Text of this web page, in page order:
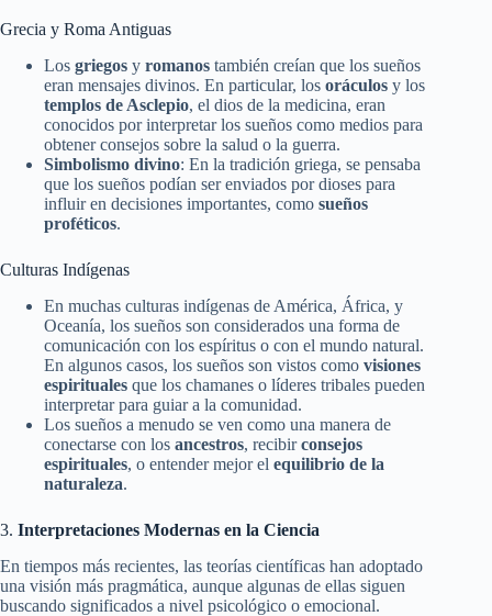
Grecia y Roma Antiguas
Los griegos y romanos también creían que los sueños
eran mensajes divinos. En particular, los oráculos y los
templos de Asclepio, el dios de la medicina, eran
conocidos por interpretar los sueños como medios para
obtener consejos sobre la salud o la guerra.
Simbolismo divino: En la tradición griega, se pensaba
que los sueños podían ser enviados por dioses para
influir en decisiones importantes, como sueños
proféticos.
Culturas Indígenas
En muchas culturas indígenas de América, África, y
Oceanía, los sueños son considerados una forma de
comunicación con los espíritus o con el mundo natural.
En algunos casos, los sueños son vistos como visiones
espirituales que los chamanes o líderes tribales pueden
interpretar para guiar a la comunidad.
Los sueños a menudo se ven como una manera de
conectarse con los ancestros, recibirconsejos
espirituales, o entender mejor el equilibrio de la
naturaleza.
3. Interpretaciones Modernas en la Ciencia
En tiempos más recientes, las teorías científicas han adoptado
una visión más pragmática, aunque algunas de ellas siguen
buscando significados a nivel psicológico o emocional.